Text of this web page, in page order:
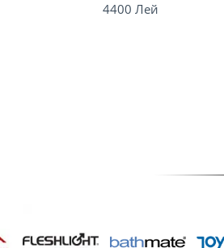
4400 Лей